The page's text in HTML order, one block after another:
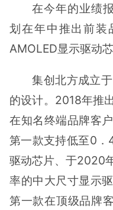
在今年的业绩
划在年中推出前装
AMOLED显示驱动芯
集创北方成立
的设计。2018年推
在知名终端品牌客
第一款支持低至0
驱动芯片、于2020
率的中大尺寸显示
第一款在顶级品牌